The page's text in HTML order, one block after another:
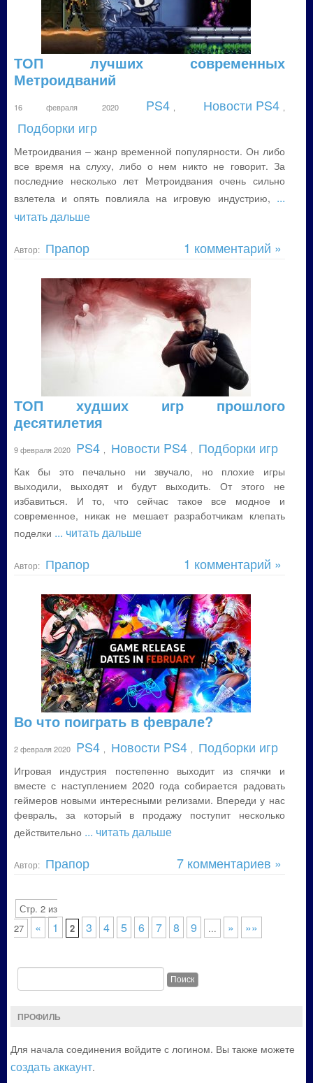
ТОП лучших современных
Метроидваний
16 февраля 2020 PS4 Новости PS4
Подборки игр
Метроидвания – жанр временной популярности. Он либо
все время на слуху, либо о нем никто не говорит. За
последние несколько лет Метроидвания очень сильно
взлетела и опять повлияла на игровую индустрию, ...
читать дальше
Автор: Прапор 1 комментарий »
ТОП худших игр прошлого
десятилетия
9 февраля 2020 PS4 Новости PS4 Подборки игр
Как бы это печально ни звучало, но плохие игры
выходили, выходят и будут выходить. От этого не
избавиться. И то, что сейчас такое все модное и
современное, никак не мешает разработчикам клепать
поделки ... читать дальше
Автор: Прапор 1 комментарий »
Во что поиграть в феврале?
2 февраля 2020 PS4 Новости PS4 Подборки игр
Игровая индустрия постепенно выходит из спячки и
вместе с наступлением 2020 года собирается радовать
геймеров новыми интересными релизами. Впереди у нас
февраль, за который в продажу поступит несколько
действительно ... читать дальше
Автор: Прапор 7 комментариев »
Стр. 2 из
27
« 1 2 3 4 5 6 7 8 9 ... » »»
ПРОФИЛЬ
Для начала соединения войдите с логином. Вы также можете
создать аккаунт.